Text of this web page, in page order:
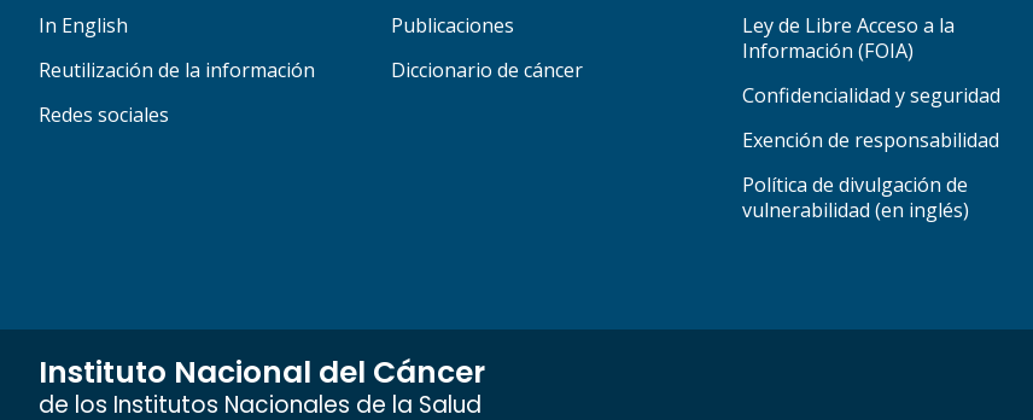
In English
Reutilización de la información
Redes sociales
Publicaciones
Diccionario de cáncer
Ley de Libre Acceso a la
Información (FOIA)
Confidencialidad y seguridad
Exención de responsabilidad
Política de divulgación de
vulnerabilidad (en inglés)
Instituto Nacional del Cáncer
de los Institutos Nacionales de la Salud